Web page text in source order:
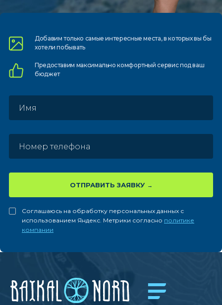
Добавим только самыеинтересные места, в которыхвы бы
хотели побывать
Предоставим максимально комфортныйсервис под ваш
бюджет
ОТПРАВИТЬ ЗАЯВКУ
Соглашаюсь на обработку персональных данных с
использованием Яндекс. Метрики согласно политике
компании